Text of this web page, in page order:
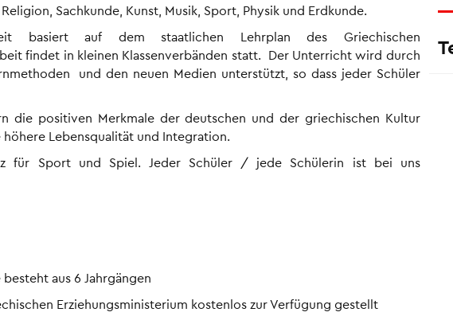
Sachkunde, Kunst, Musik, Sport, Physik und Erdkunde.
basiert auf dem staatlichen Lehrplan des Griechischen
findet in kleinen Klassenverbänden statt. Der Unterricht wird durch
und den neuen Medien unterstützt, so dass jeder Schüler
die positiven Merkmale der deutschen und der griechischen Kultur
Lebensqualität und Integration.
für Sport und Spiel. Jeder Schüler / jede Schülerin ist bei uns
aus 6 Jahrgängen
Erziehungsministerium kostenlos zur Verfügung gestellt